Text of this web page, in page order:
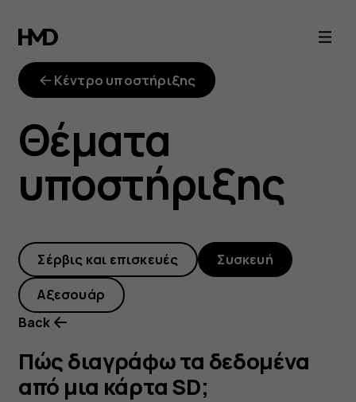
Πώς
διαγράφω
τα
δεδομένα
από
μια
κάρτα
SD;
Κέντρο υποστήριξης
Θέματα
υποστήριξης
Σέρβις και επισκευές Συσκευή
Αξεσουάρ
Back
Πώς διαγράφω τα δεδομένα
από μια κάρτα SD;